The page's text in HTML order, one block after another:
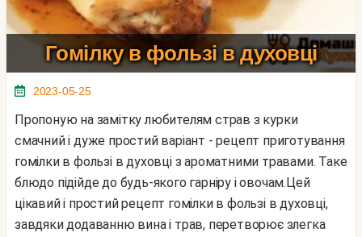
Гомілку в фользі в духовці
2023-05-25
Пропоную на замітку любителям страв з курки
смачний і дуже простий варіант - рецепт приготування
гомілки в фользі в духовці з ароматними травами. Таке
блюдо підійде до будь-якого гарніру і овочам.Цей
цікавий і простий рецепт гомілки в фользі в духовці,
завдяки додаванню вина і трав, перетворює злегка